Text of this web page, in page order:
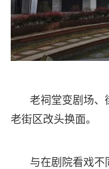
老祠堂变剧场、
老街区改头换面。
与在剧院看戏不